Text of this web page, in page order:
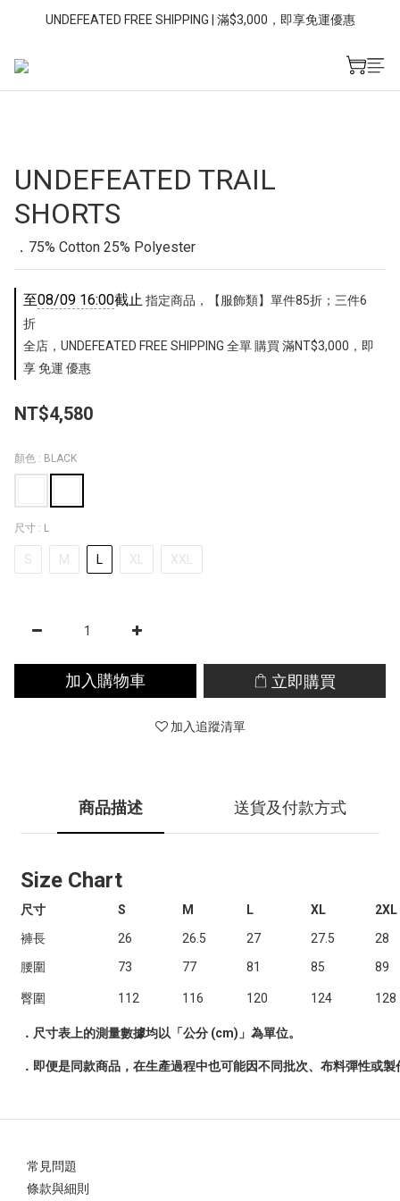
UNDEFEATED FREE SHIPPING | 滿$3,000，即享免運優惠
UNDEFEATED TRAIL
SHORTS
．75% Cotton 25% Polyester
至08/09 16:00截止 指定商品，【服飾類】單件85折；三件6
折
全店，UNDEFEATED FREE SHIPPING 全單 購買 滿NT$3,000，即
享 免運 優惠
NT$4,580
顏色 : BLACK
尺寸 : L
S M L XL XXL
加入購物車 立即購買
加入追蹤清單
商品描述 送貨及付款方式
Size Chart
尺寸 S M L XL
2XL
褲長
26 26.5 27 27.5
28
腰圍
73 77 81 85 89
臀圍 112 116 120 124 128
．尺寸表上的測量數據均以「公分 (cm)」為單位。
．即便是同款商品，在生產過程中也可能因不同批次、布料彈性或
常見問題
條款與細則